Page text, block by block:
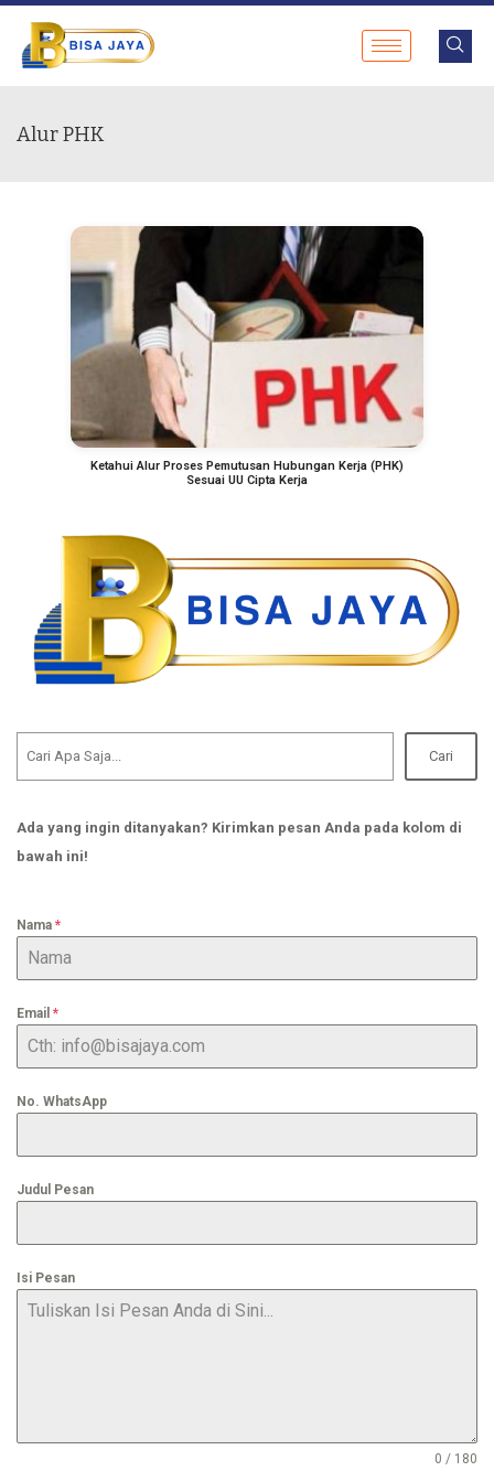
Alur PHK
Ketahui Alur Proses Pemutusan Hubungan Kerja (PHK)
Sesuai UU Cipta Kerja
Cari
Ada yang ingin ditanyakan? Kirimkan pesan Anda pada kolom di
bawah ini!
Nama *
Email *
No. WhatsApp
Judul Pesan
Isi Pesan
0 / 180